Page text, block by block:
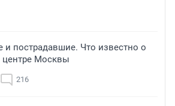
и пострадавшие. Что известно о
центре Москвы
216